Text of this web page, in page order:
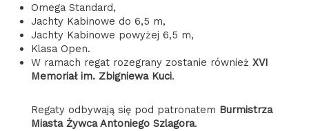
Omega Standard,
Jachty Kabinowe do 6,5 m,
Jachty Kabinowe powyżej 6,5 m,
Klasa Open.
W ramach regat rozegrany zostanie również XVI
Memoriał im. Zbigniewa Kuci.
Regaty odbywają się pod patronatem Burmistrza
Miasta Żywca Antoniego Szlagora.